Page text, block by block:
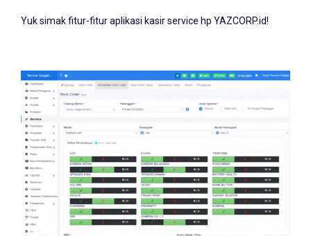
Yuk simak fitur-fitur aplikasi kasir service hp YAZCORP.id!